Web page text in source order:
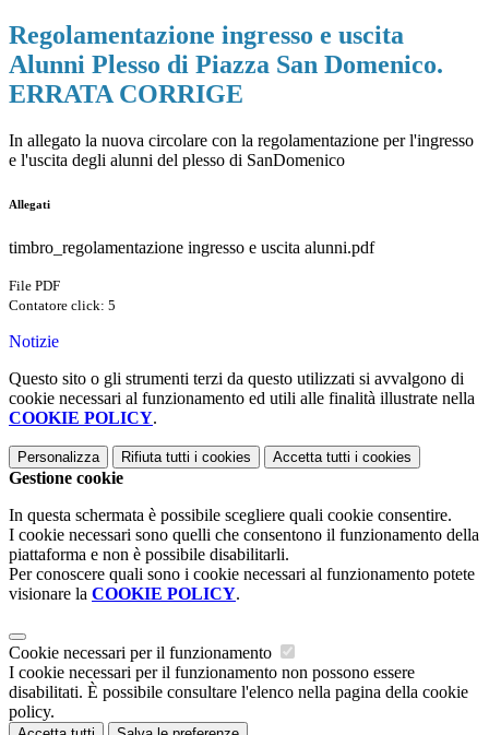
Regolamentazione ingresso e uscita
Alunni Plesso di Piazza San Domenico.
ERRATA CORRIGE
In allegato la nuova circolare con la regolamentazione per l'ingresso
e l'uscita degli alunni del plesso di SanDomenico
Allegati
timbro_regolamentazione ingresso e uscita alunni.pdf
File PDF
Contatore click: 5
Notizie
Questo sito o gli strumenti terzi da questo utilizzati si avvalgono di
cookie necessari al funzionamento ed utili alle finalità illustrate nella
COOKIE POLICY.
Personalizza Rifiuta tutti i cookies Accetta tutti i cookies
Gestione cookie
In questa schermata è possibile scegliere quali cookie consentire.
I cookie necessari sono quelli che consentono il funzionamento della
piattaforma e non è possibile disabilitarli.
Per conoscere quali sono i cookie necessari al funzionamento potete
visionare la COOKIE POLICY.
Cookie necessari per il funzionamento
I cookie necessari per il funzionamento non possono essere
disabilitati. È possibile consultare l'elenco nella pagina della cookie
policy.